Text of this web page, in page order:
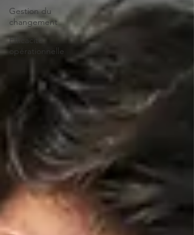
Gestion du
changement
Efficacité
opérationnelle